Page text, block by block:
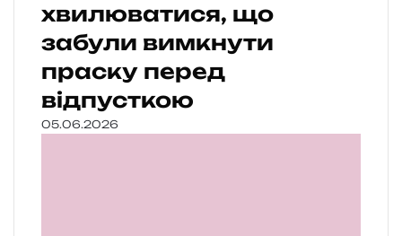
хвилюватися, що
забули вимкнути
праску перед
відпусткою
05.06.2026